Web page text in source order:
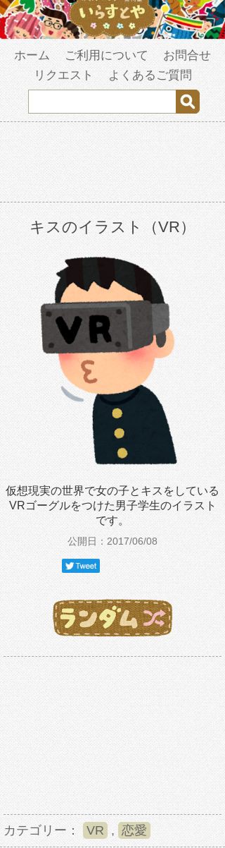
ホーム ご利用について
お問合せ
リクエスト
よくあるご質問
キスのイラスト（VR）
仮想現実の世界で女の子とキスをしている
VRゴーグルをつけた男子学生のイラスト
です。
公開日：2017/06/08
カテゴリー： VR , 恋愛